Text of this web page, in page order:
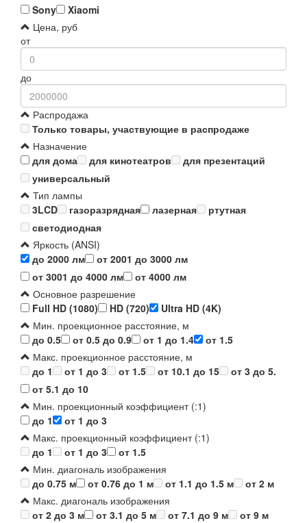
Sony
Xiaomi
Цена, руб
от
до
Распродажа
Только товары, участвующие в распродаже
Назначение
для дома
для кинотеатров
для презентаций
универсальный
Тип лампы
3LCD
газоразрядная лазерная
ртутная
светодиодная
Яркость (ANSI)
до 2000 лм
от 2001 до 3000 лм
от 3001 до 4000 лм
от 4000 лм
Основное разрешение
Full HD (1080)
HD (720)
Ultra HD (4K)
Мин. проекционное расстояние, м
до 0.5
от 0.5 до 0.9 от 1 до 1.4
от 1.5
Макс. проекционное расстояние, м
до 1
от 1 до 3 от 1.5 от 10.1 до 15
от 3 до 5.
от 5.1 до 10
Мин. проекционный коэффициент (:1)
до 1
от 1 до 3
Макс. проекционный коэффициент (:1)
до 1
от 1 до 3
от 1.5
Мин. диагональ изображения
до 0.75 м
от 0.76 до 1 м от 1.1 до 1.5 м
от 2 м
Макс. диагональ изображения
от 2 до 3 м
от 3.1 до 5 м от 7.1 до 9 м
от 9 м